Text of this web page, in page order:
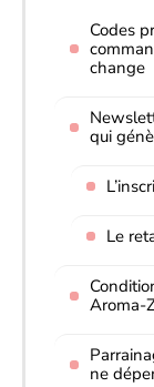
Codes
change
qui
Le
Aroma-
ne